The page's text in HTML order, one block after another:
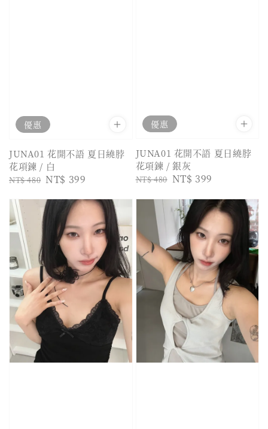
優惠
JUNA01 花開不語 夏日繞脖
花項鍊 / 白
Regular
NT$ 480 Sale
NT$ 399
優惠
JUNA01 花開不語 夏日繞脖
花項鍊 / 銀灰
Regular
NT$ 480 Sale
NT$ 399